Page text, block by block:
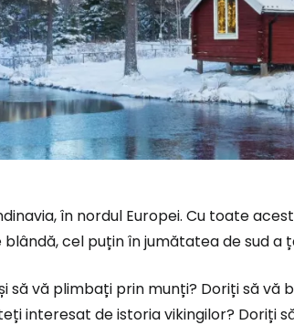
în nordul Europei. Cu toate
cel puțin în jumătatea de sud a
să vă plimbați prin munți? Doriți să vă
interesat de istoria vikingilor? Doriți